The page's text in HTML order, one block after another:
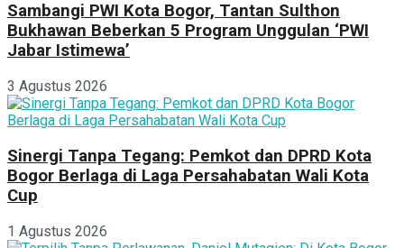
Sambangi PWI Kota Bogor, Tantan Sulthon
Bukhawan Beberkan 5 Program Unggulan ‘PWI
Jabar Istimewa’
3 Agustus 2026
Sinergi Tanpa Tegang: Pemkot dan DPRD Kota
Bogor Berlaga di Laga Persahabatan Wali Kota
Cup
1 Agustus 2026